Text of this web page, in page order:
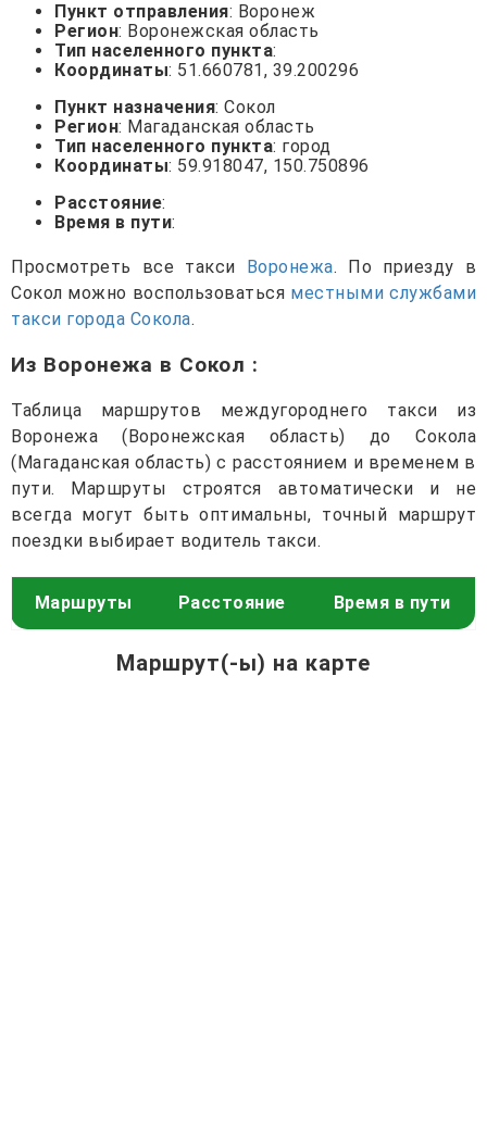
Пункт отправления: Воронеж
Регион: Воронежская область
Тип населенного пункта:
Координаты: 51.660781, 39.200296
Пункт назначения: Сокол
Регион: Магаданская область
Тип населенного пункта: город
Координаты: 59.918047, 150.750896
Расстояние:
Время в пути:
Просмотреть все такси Воронежа. По приезду в
Сокол можно воспользоваться местными службами
такси города Сокола.
Из Воронежа в Сокол :
Таблица маршрутов междугороднего такси из
Воронежа (Воронежская область) до Сокола
(Магаданская область) с расстоянием и временем в
пути. Маршруты строятся автоматически и не
всегда могут быть оптимальны, точный маршрут
поездки выбирает водитель такси.
Маршруты Расстояние Время в пути
Маршрут(-ы) на карте